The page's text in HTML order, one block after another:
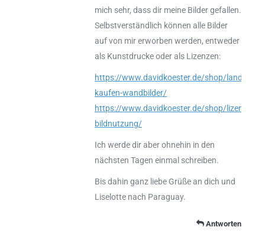
mich sehr, dass dir meine Bilder gefallen.
Selbstverständlich können alle Bilder
auf von mir erworben werden, entweder
als Kunstdrucke oder als Lizenzen:
https://www.davidkoester.de/shop/
kaufen-wandbilder/
https://www.davidkoester.de/shop/
bildnutzung/
Ich werde dir aber ohnehin in den
nächsten Tagen einmal schreiben.
Bis dahin ganz liebe Grüße an dich und
Liselotte nach Paraguay.
Antworten